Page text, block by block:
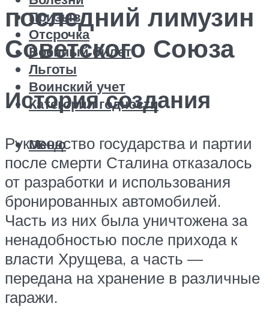
Призыв
Отсрочка
Военный билет
Льготы
Воинский учет
Категории годности
Меню
последний лимузин
Советского Союза
История создания
Руководство государства и партии
после смерти Сталина отказалось
от разработки и использования
бронированных автомобилей.
Часть из них была уничтожена за
ненадобностью после прихода к
власти Хрущева, а часть —
передана на хранение в различные
гаражи.